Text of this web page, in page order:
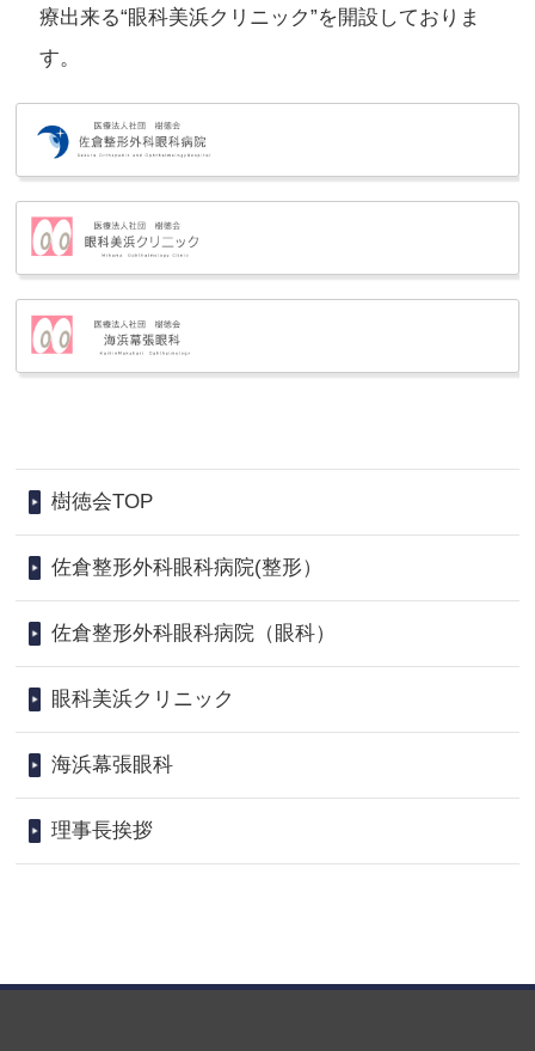
療出来る“眼科美浜クリニック”を開設しておりま
す。
樹徳会TOP
佐倉整形外科眼科病院(整形）
佐倉整形外科眼科病院（眼科）
眼科美浜クリニック
海浜幕張眼科
理事長挨拶